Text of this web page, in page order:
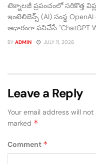
టెక్నాలజీ ప్రపంచంలో సరికొత్త
ఇంటెలిజెన్స్ (AI) సంస్థ
ఆధారంగా పనిచేసే "ChatGPT
BY ADMIN JULY 11, 2026
Leave a Reply
Your email address will
marked *
Comment *